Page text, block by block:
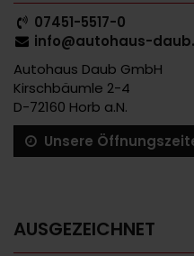
07451-5517-0
info@autohaus-
Autohaus Daub GmbH
Kirschbäumle 2-4
D-72160 Horb a.N.
Unsere
AUSGEZEICHNET